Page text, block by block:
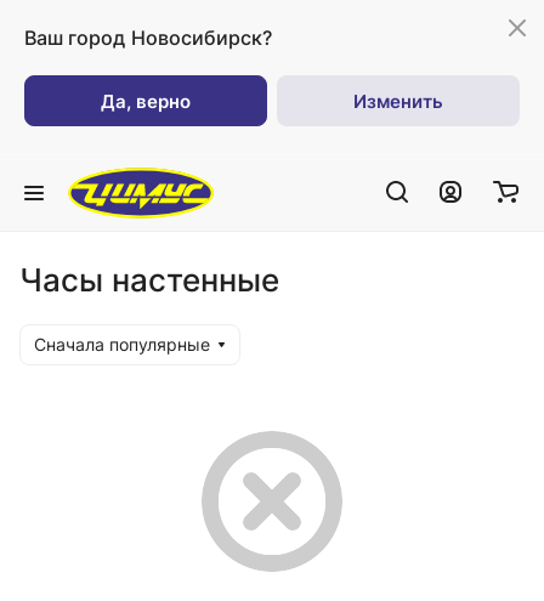
Ваш город Новосибирск?
Да, верно Изменить
Часы настенные
Сначала популярные